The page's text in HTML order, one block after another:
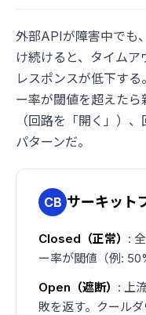
外部APIが障害中でも
け続けると、タイム
レスポンスが低下する。
ー率が閾値を超えた
（回路を「開く」）
パターンだ。
CB サーキット
Closed（正常） :
ー率が閾値（例:
Open（遮断） : 上
敗を返す。クール